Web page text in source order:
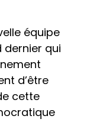
équipe
dernier qui
d’être
cette